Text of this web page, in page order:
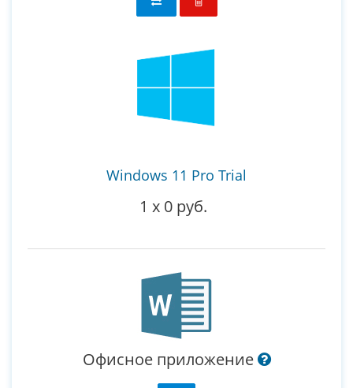
Windows 11 Pro Trial
1 x 0 руб.
Офисное приложение